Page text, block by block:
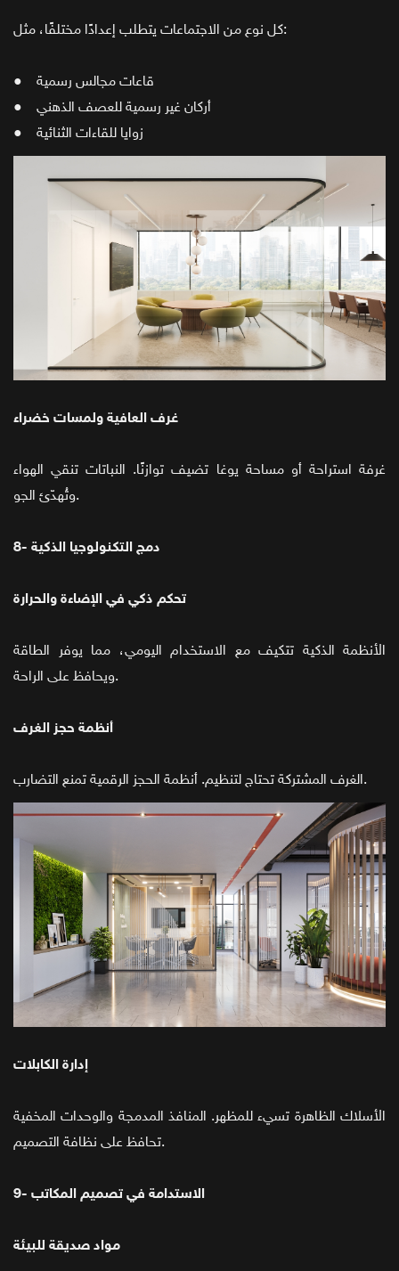
كل نوع من الاجتماعات يتطلب إعدادًا مختلفًا، مثل:
● قاعات مجالس رسمية
● أركان غير رسمية للعصف الذهني
● زوايا للقاءات الثنائية
غرف العافية ولمسات خضراء
غرفة استراحة أو مساحة يوغا تضيف توازنًا. النباتات تنقي الهواء
وتُهدّئ الجو.
8- دمج التكنولوجيا الذكية
تحكم ذكي في الإضاءة والحرارة
الأنظمة الذكية تتكيف مع الاستخدام اليومي، مما يوفر الطاقة
ويحافظ على الراحة.
أنظمة حجز الغرف
الغرف المشتركة تحتاج لتنظيم. أنظمة الحجز الرقمية تمنع التضارب.
إدارة الكابلات
الأسلاك الظاهرة تسيء للمظهر. المنافذ المدمجة والوحدات المخفية
تحافظ على نظافة التصميم.
9- الاستدامة في تصميم المكاتب
مواد صديقة للبيئة